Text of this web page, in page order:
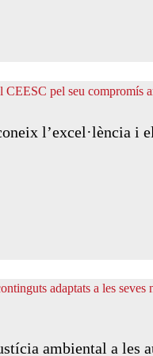
l’excel·lència i
ambiental a les